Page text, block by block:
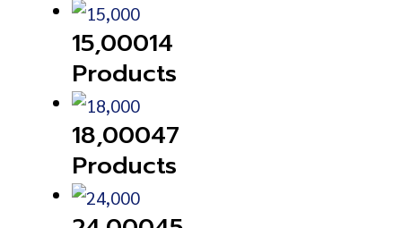
15,00014
Products
18,00047
Products